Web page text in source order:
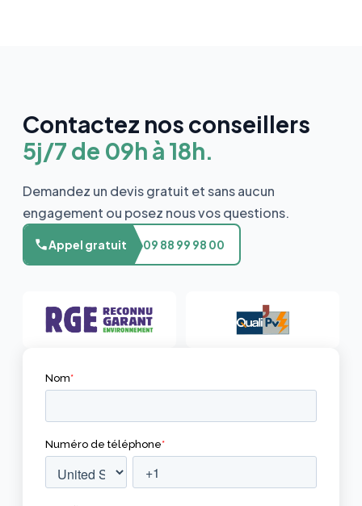
Contactez nos conseillers
5j/7 de 09h à 18h.
Demandez un devis gratuit et sans aucun
engagement ou posez nous vos questions.
Appel gratuit 09 88 99 98 00